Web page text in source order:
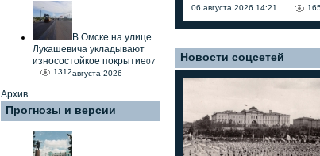
В Омске на улице
Лукашевича укладывают
износостойкое покрытие
1312
07
августа 2026
Архив
Прогнозы и версии
06 августа 2026 14:21
Новости соцсетей